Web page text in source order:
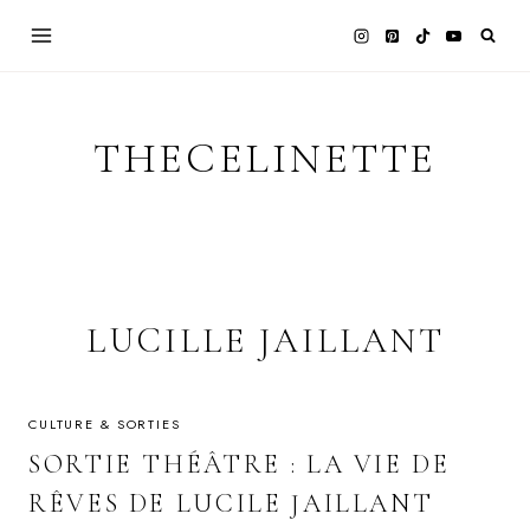
THECELINETTE
LUCILLE JAILLANT
CULTURE & SORTIES
SORTIE THÉÂTRE : LA VIE DE
RÊVES DE LUCILE JAILLANT